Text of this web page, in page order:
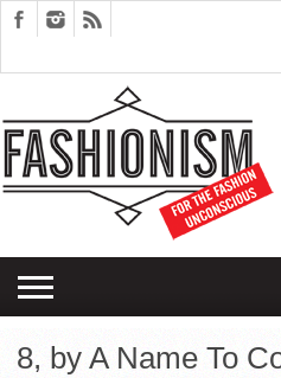
EDITORIALS
COUPLES
THERAPY
SARTORIAGRAM
8, by A Name To